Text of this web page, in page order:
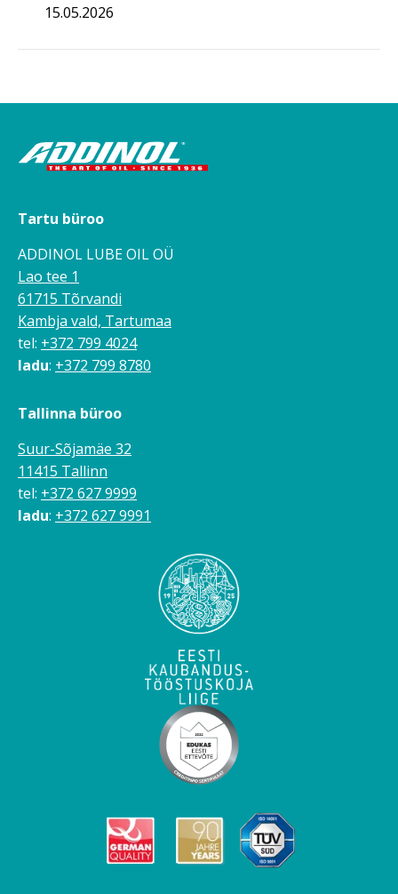
15.05.2026
Tartu büroo
ADDINOL LUBE OIL OÜ
Lao tee 1
61715 Tõrvandi
Kambja vald, Tartumaa
tel: +372 799 4024
ladu: +372 799 8780
Tallinna büroo
Suur-Sõjamäe 32
11415 Tallinn
tel: +372 627 9999
ladu: +372 627 9991